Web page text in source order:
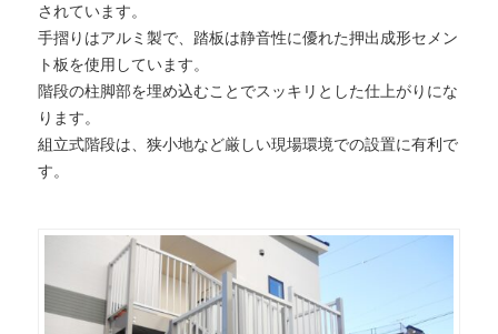
されています。
手摺りはアルミ製で、踏板は静音性に優れた押出成形セメン
ト板を使用しています。
階段の柱脚部を埋め込むことでスッキリとした仕上がりにな
ります。
組立式階段は、狭小地など厳しい現場環境での設置に有利で
す。